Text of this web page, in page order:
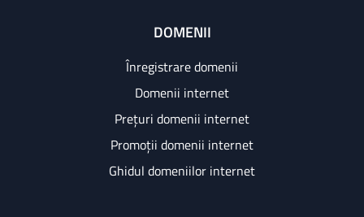
DOMENII
Înregistrare domenii
Domenii internet
Prețuri domenii internet
Promoții domenii internet
Ghidul domeniilor internet